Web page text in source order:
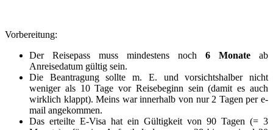
Vorbereitung:
Der Reisepass muss mindestens noch 6 Monate ab
Anreisedatum gültig sein.
Die Beantragung sollte m. E. und vorsichtshalber nicht
weniger als 10 Tage vor Reisebeginn sein (damit es auch
wirklich klappt). Meins war innerhalb von nur 2 Tagen per e-
mail angekommen.
Das erteilte E-Visa hat ein Gültigkeit von 90 Tagen (= 3